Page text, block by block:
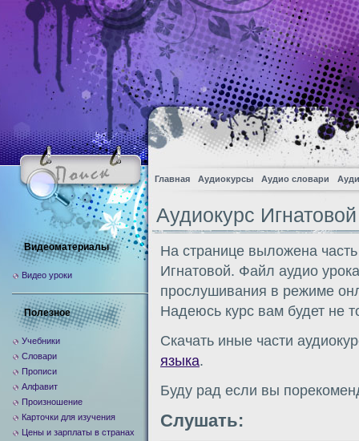
Главная Аудиокурсы Аудио словари
Аудиокурс
На странице выложена
Игнатовой. Файл аудио
прослушивания в режиме
Надеюсь курс вам будет не
Скачать иные части
языка.
Буду рад если вы
Слушать:
Видеоматериалы
Видео уроки
Полезное
Учебники
Словари
Прописи
Алфавит
Произношение
Карточки для изучения
Цены и зарплаты в странах